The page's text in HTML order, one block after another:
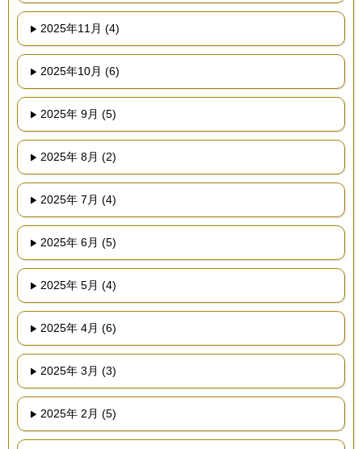
2025年11月 (4)
2025年10月 (6)
2025年 9月 (5)
2025年 8月 (2)
2025年 7月 (4)
2025年 6月 (5)
2025年 5月 (4)
2025年 4月 (6)
2025年 3月 (3)
2025年 2月 (5)